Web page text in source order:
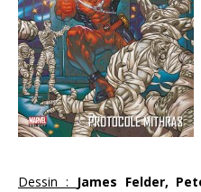
Dessin :
James Felder,